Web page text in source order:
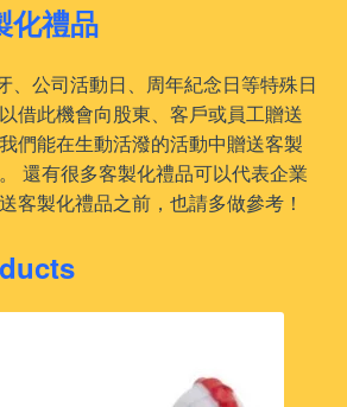
化禮品
、公司活動日、周年紀念日等特殊日
借此機會向股東、客戶或員工贈送
們能在生動活潑的活動中贈送客製
還有很多客製化禮品可以代表企業
客製化禮品之前，也請多做參考！